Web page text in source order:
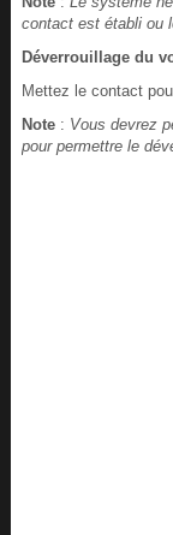
contact est établi ou
Déverrouillage du
Mettez le contact
Note : Vous devrez
pour permettre le